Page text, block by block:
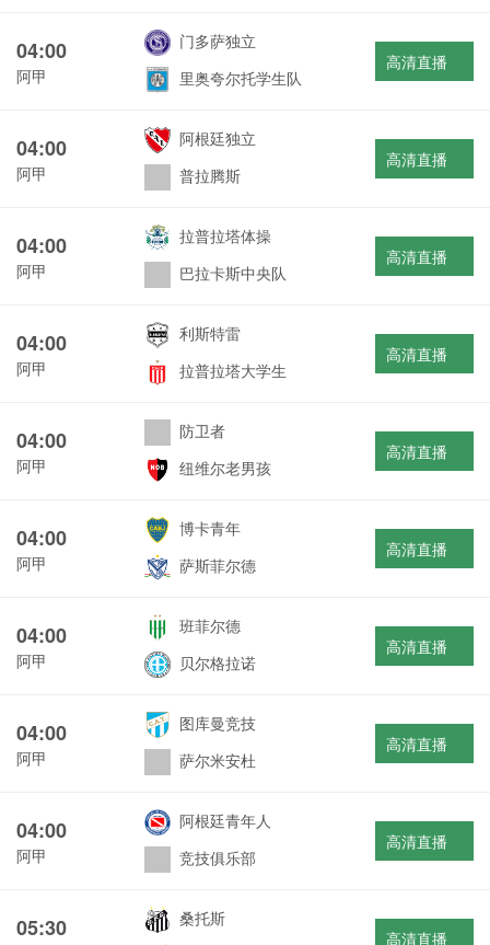
04:00
阿甲
门多萨独立
里奥夸尔托学生队
高清直播
04:00
阿甲
阿根廷独立
普拉腾斯
高清直播
04:00
阿甲
拉普拉塔体操
巴拉卡斯中央队
高清直播
04:00
阿甲
利斯特雷
拉普拉塔大学生
高清直播
04:00
阿甲
防卫者
纽维尔老男孩
高清直播
04:00
阿甲
博卡青年
萨斯菲尔德
高清直播
04:00
阿甲
班菲尔德
贝尔格拉诺
高清直播
04:00
阿甲
图库曼竞技
萨尔米安杜
高清直播
04:00
阿甲
阿根廷青年人
竞技俱乐部
高清直播
05:30
桑托斯
高清直播